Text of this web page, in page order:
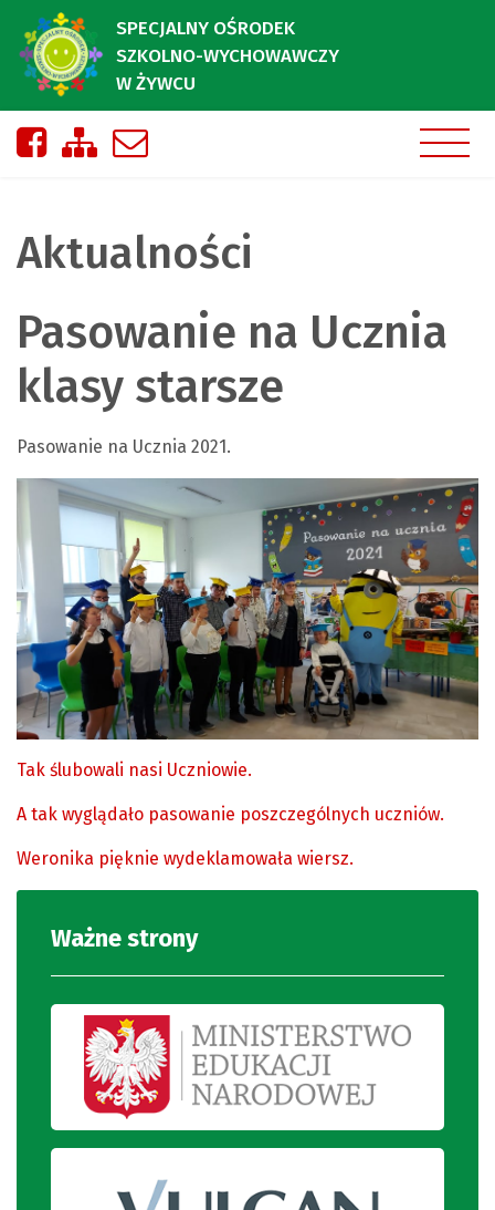
SPECJALNY OŚRODEK
SZKOLNO-WYCHOWAWCZY
W ŻYWCU
Nasza strona na Facebooku
Zobacz mapę strony
Aktualności
Pasowanie na Ucznia
klasy starsze
Pasowanie na Ucznia 2021.
Tak ślubowali nasi Uczniowie.
A tak wyglądało pasowanie poszczególnych uczniów.
Weronika pięknie wydeklamowała wiersz.
Ważne strony